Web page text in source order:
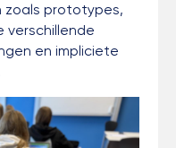
zoals prototypes,
verschillende
en impliciete